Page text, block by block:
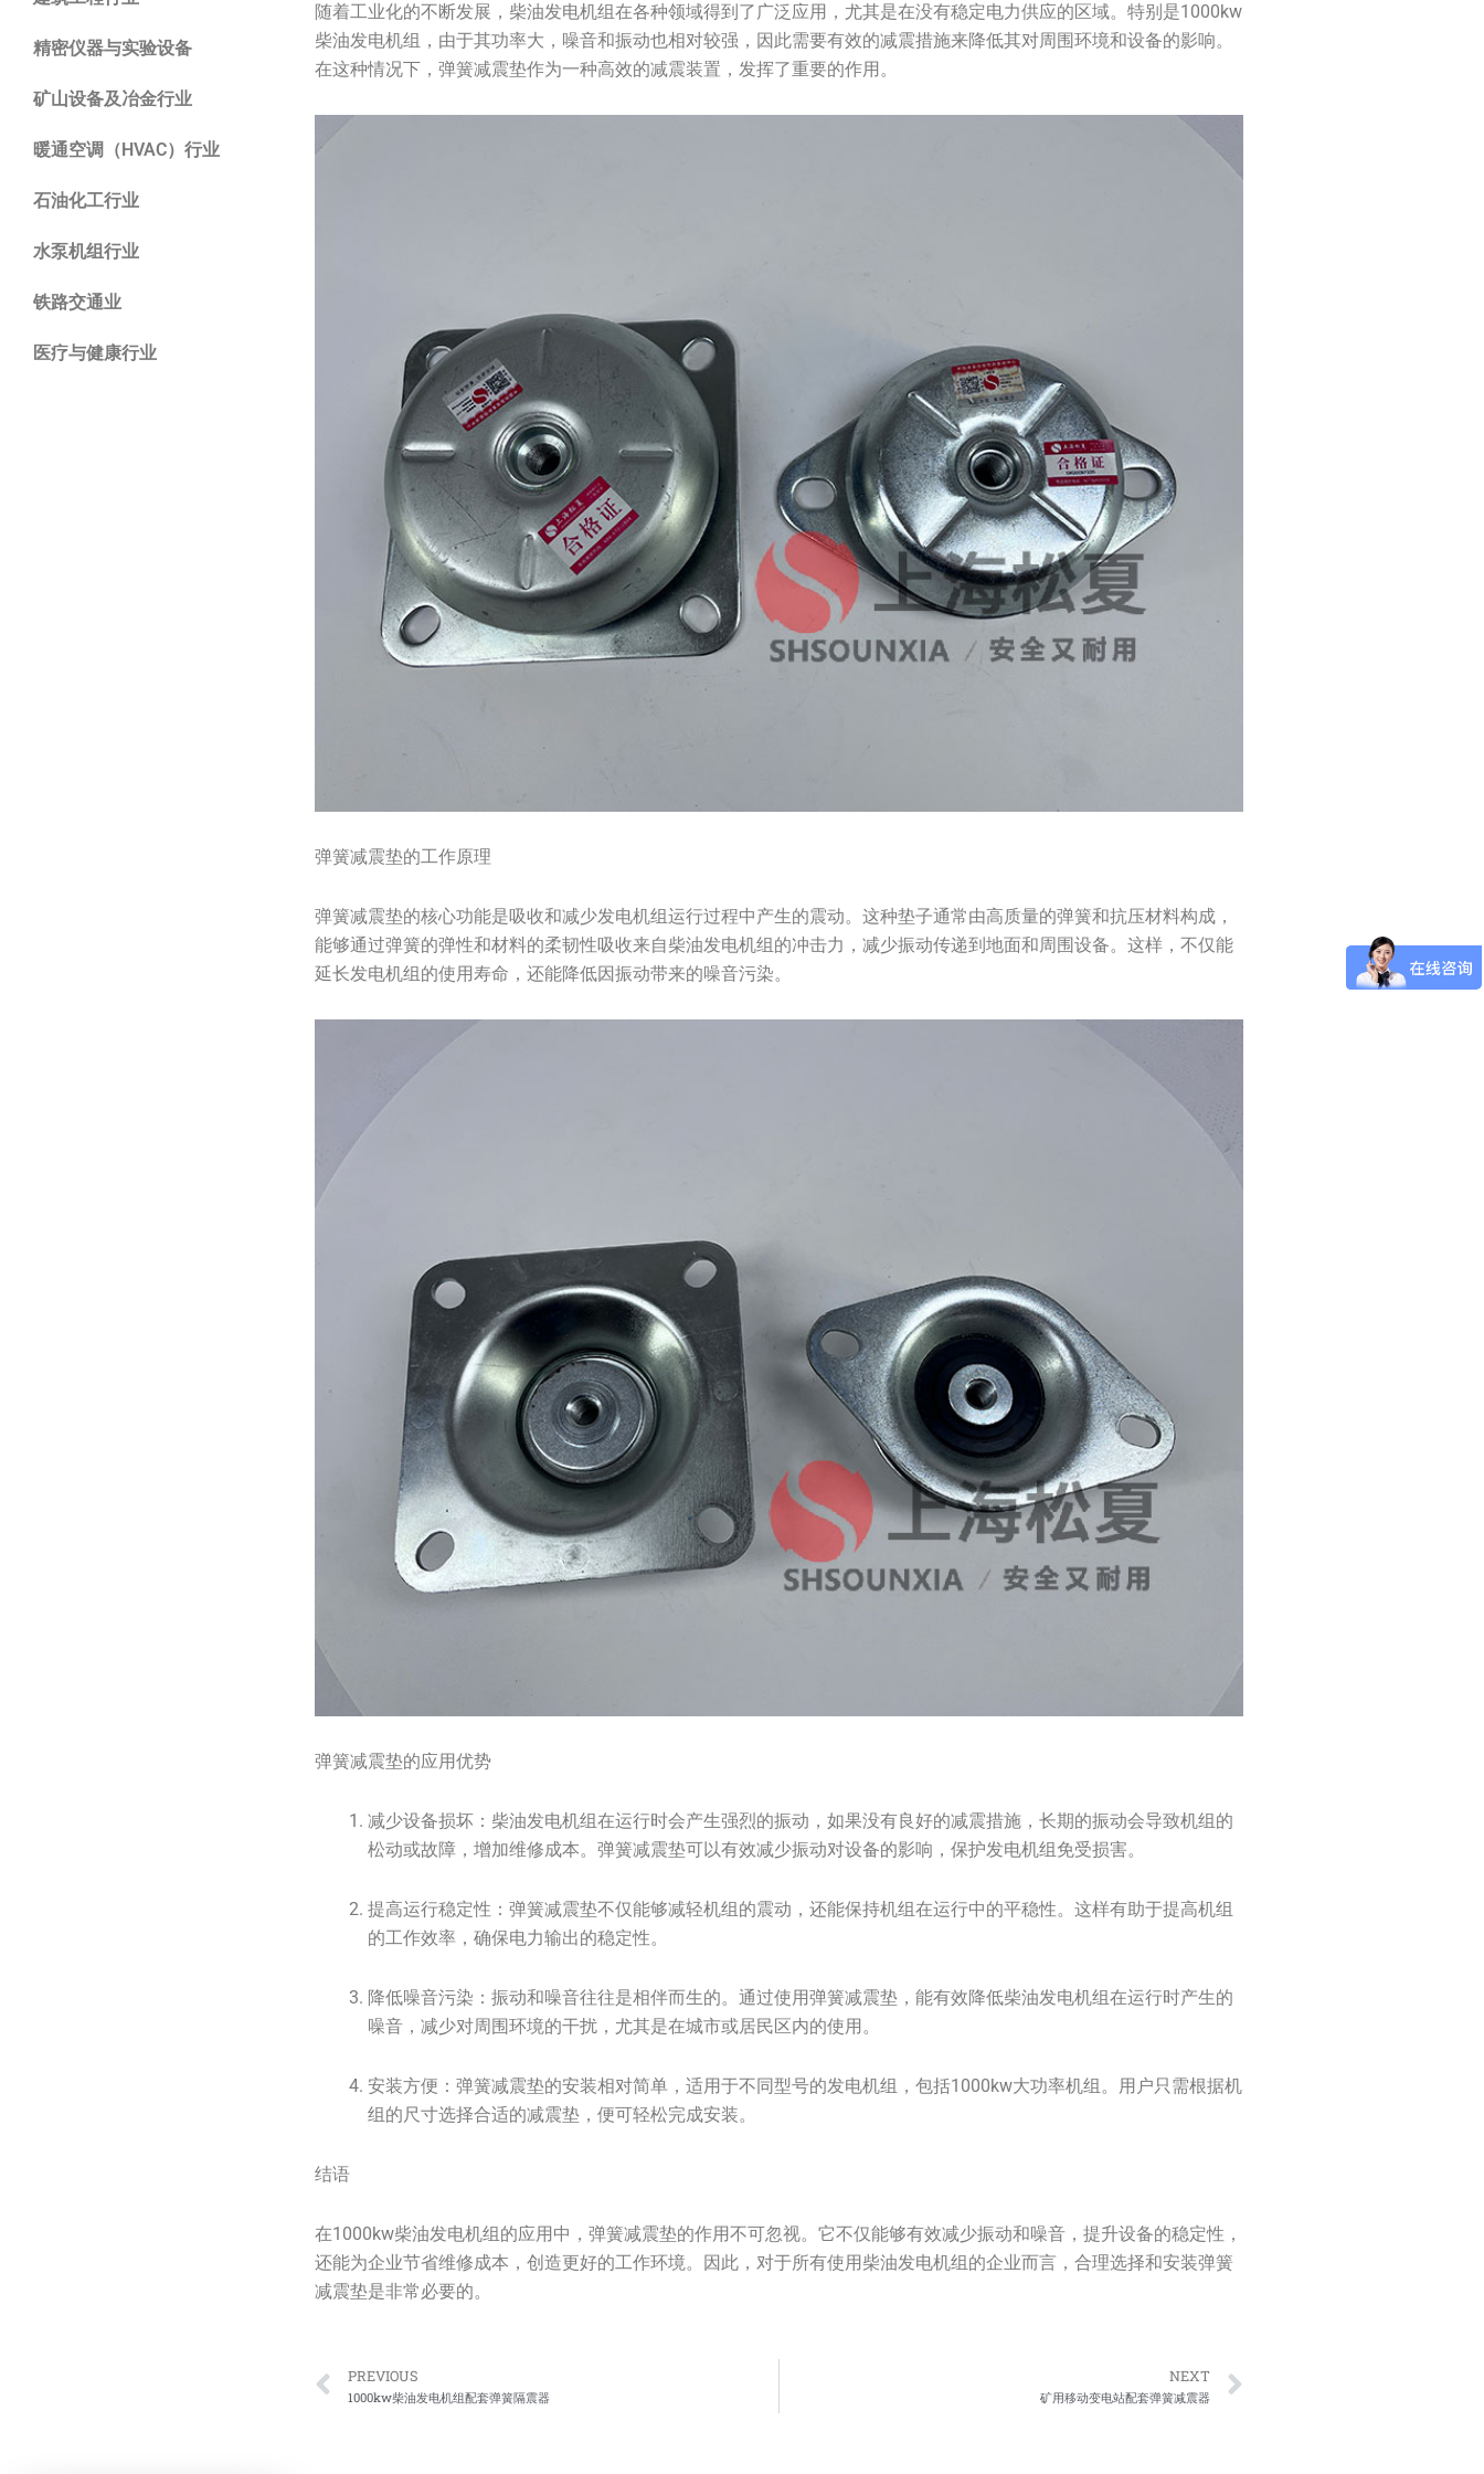
精密仪器与实验设备
矿山设备及冶金行业
暖通空调（HVAC）行业
石油化工行业
水泵机组行业
铁路交通业
医疗与健康行业
随着工业化的不断发展，柴油发电机组在各种领域得到了广泛应用，尤其是在没有稳定电力供应的区域。特别是1000kw
柴油发电机组，由于其功率大，噪音和振动也相对较强，因此需要有效的减震措施来降低其对周围环境和设备的影响。
在这种情况下，弹簧减震垫作为一种高效的减震装置，发挥了重要的作用。
弹簧减震垫的工作原理
弹簧减震垫的核心功能是吸收和减少发电机组运行过程中产生的震动。这种垫子通常由高质量的弹簧和抗压材料构成，
能够通过弹簧的弹性和材料的柔韧性吸收来自柴油发电机组的冲击力，减少振动传递到地面和周围设备。这样，不仅能
延长发电机组的使用寿命，还能降低因振动带来的噪音污染。
弹簧减震垫的应用优势
减少设备损坏：柴油发电机组在运行时会产生强烈的振动，如果没有良好的减震措施，长期的振动会导致机组的
松动或故障，增加维修成本。弹簧减震垫可以有效减少振动对设备的影响，保护发电机组免受损害。
提高运行稳定性：弹簧减震垫不仅能够减轻机组的震动，还能保持机组在运行中的平稳性。这样有助于提高机组
的工作效率，确保电力输出的稳定性。
降低噪音污染：振动和噪音往往是相伴而生的。通过使用弹簧减震垫，能有效降低柴油发电机组在运行时产生的
噪音，减少对周围环境的干扰，尤其是在城市或居民区内的使用。
安装方便：弹簧减震垫的安装相对简单，适用于不同型号的发电机组，包括1000kw大功率机组。用户只需根据机
组的尺寸选择合适的减震垫，便可轻松完成安装。
结语
在1000kw柴油发电机组的应用中，弹簧减震垫的作用不可忽视。它不仅能够有效减少振动和噪音，提升设备的稳定性，
还能为企业节省维修成本，创造更好的工作环境。因此，对于所有使用柴油发电机组的企业而言，合理选择和安装弹簧
减震垫是非常必要的。
Prev
PREVIOUS
1000kw柴油发电机组配套弹簧隔震器
NEXT
矿用移动变电站配套弹簧减震器